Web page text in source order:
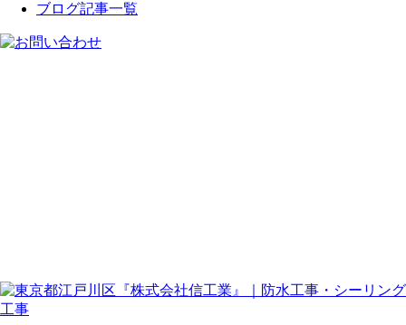
ブログ記事一覧